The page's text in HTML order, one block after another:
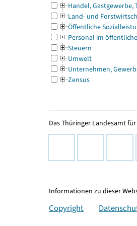
Handel, Gastgewerbe,
Land- und
Öffentliche
Personal im
Steuern
Umwelt
Unternehmen,
Zensus
Das Thüringer Landesamt
Informationen zu dieser
Copyright